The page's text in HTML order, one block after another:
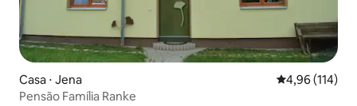
Casa ⋅ Jena 4,96 de uma
4,96 (114)
Pensão Família Ranke